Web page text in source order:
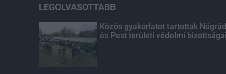
LEGOLVASOTTABB
Közös gyakorlatot tartottak Nógrád
és Pest területi védelmi bizottságai